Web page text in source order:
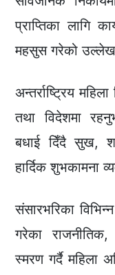
प्राप्तिका लागि
महसुस गरेको
अन्तर्राष्ट्रिय
तथा विदेशमा
बधाई दिँदै सुख,
हार्दिक शुभकामना
संसारभरिका
गरेका
स्मरण गर्दै महिला